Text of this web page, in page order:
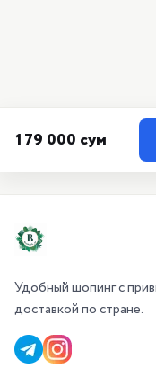
179 000 сум
Удобный шопинг с
доставкой по стране.